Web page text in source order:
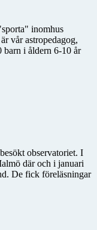
inomhus
vår astropedagog,
barn i åldern 6-10 år
observatoriet. I
där och i januari
De fick föreläsningar